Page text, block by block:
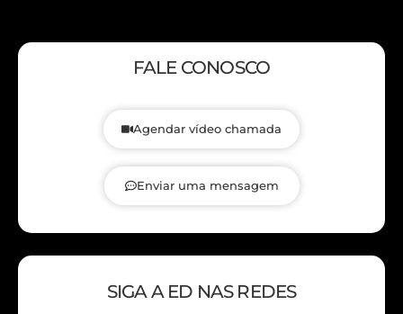
FALE CONOSCO
Agendar vídeo chamada
Enviar uma mensagem
SIGA A ED NAS REDES